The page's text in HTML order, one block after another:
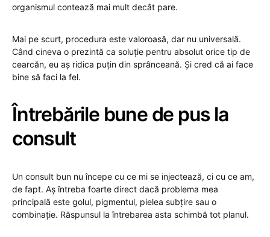
organismul contează mai mult decât pare.
Mai pe scurt, procedura este valoroasă, dar nu universală.
Când cineva o prezintă ca soluție pentru absolut orice tip de
cearcăn, eu aș ridica puțin din sprânceană. Și cred că ai face
bine să faci la fel.
Întrebările bune de pus la
consult
Un consult bun nu începe cu ce mi se injectează, ci cu ce am,
de fapt. Aș întreba foarte direct dacă problema mea
principală este golul, pigmentul, pielea subțire sau o
combinație. Răspunsul la întrebarea asta schimbă tot planul.